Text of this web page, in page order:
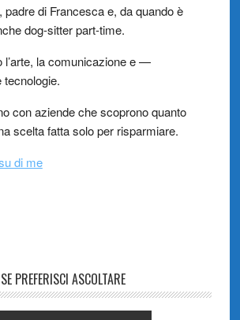
padre di Francesca e, da quando è
dog-sitter part-time.
l’arte, la comunicazione e —
con aziende che scoprono quanto
scelta fatta solo per risparmiare.
di me
SE PREFERISCI ASCOLTARE